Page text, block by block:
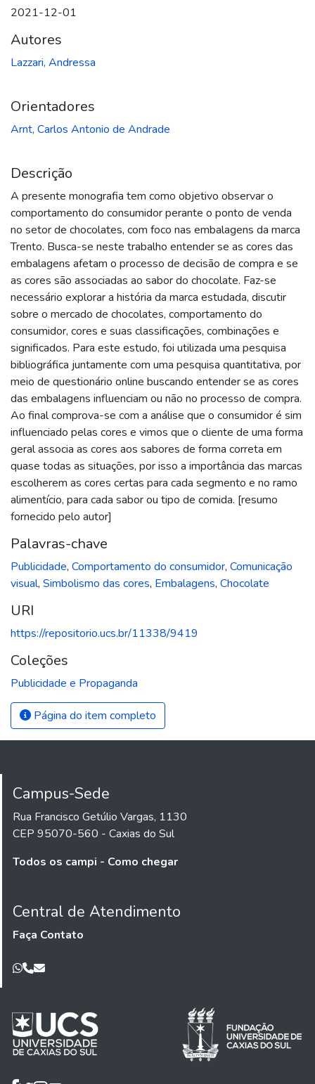
2021-12-01
Autores
Lazzari, Andressa
Orientadores
Arnt, Carlos Antonio de Andrade
Descrição
A presente monografia tem como objetivo observar o
comportamento do consumidor perante o ponto de venda
no setor de chocolates, com foco nas embalagens da marca
Trento. Busca-se neste trabalho entender se as cores das
embalagens afetam o processo de decisão de compra e se
as cores são associadas ao sabor do chocolate. Faz-se
necessário explorar a história da marca estudada, discutir
sobre o mercado de chocolates, comportamento do
consumidor, cores e suas classificações, combinações e
significados. Para este estudo, foi utilizada uma pesquisa
bibliográfica juntamente com uma pesquisa quantitativa, por
meio de questionário online buscando entender se as cores
das embalagens influenciam ou não no processo de compra.
Ao final comprova-se com a análise que o consumidor é sim
influenciado pelas cores e vimos que o cliente de uma forma
geral associa as cores aos sabores de forma correta em
quase todas as situações, por isso a importância das marcas
escolherem as cores certas para cada segmento e no ramo
alimentício, para cada sabor ou tipo de comida. [resumo
fornecido pelo autor]
Palavras-chave
Publicidade, Comportamento do consumidor, Comunicação
visual, Simbolismo das cores, Embalagens, Chocolate
URI
https://repositorio.ucs.br/11338/9419
Coleções
Publicidade e Propaganda
Página do item completo
Campus-Sede
Rua Francisco Getúlio Vargas, 1130
CEP 95070-560 - Caxias do Sul
Todos os campi - Como chegar
Central de Atendimento
Faça Contato